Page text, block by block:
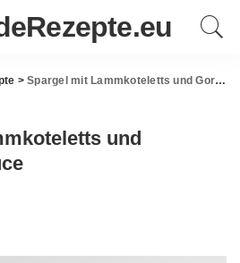
>Spargel mit Lammkoteletts und Gorgonzola-Sauce
und